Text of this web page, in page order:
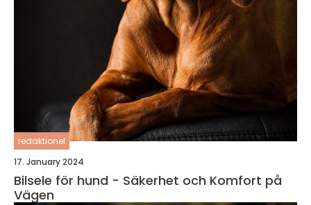
redaktionel
17. January 2024
Bilsele för hund - Säkerhet och Komfort på
Vägen